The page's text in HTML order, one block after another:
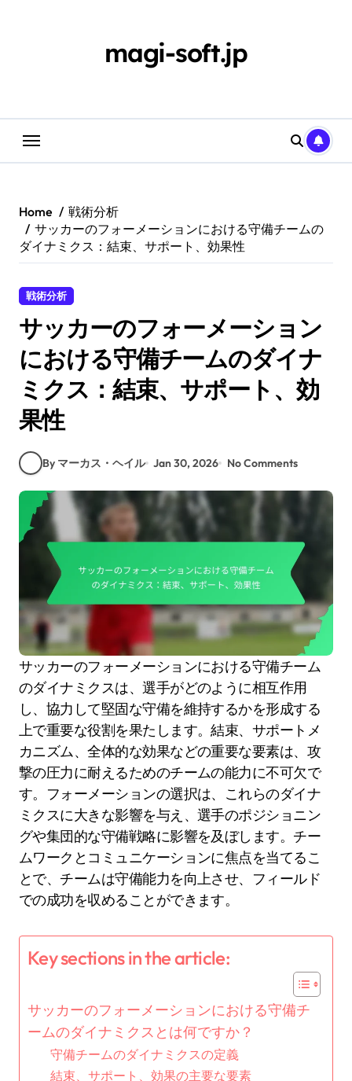
magi-soft.jp
Home
戦術分析
サッカーのフォーメーションにおける守備チームの
ダイナミクス：結束、サポート、効果性
戦術分析
サッカーのフォーメーション
における守備チームのダイナ
ミクス：結束、サポート、効
果性
By マーカス・ヘイル Jan 30, 2026 No Comments
サッカーのフォーメーションにおける守備チーム
のダイナミクスは、選手がどのように相互作用
し、協力して堅固な守備を維持するかを形成する
上で重要な役割を果たします。結束、サポートメ
カニズム、全体的な効果などの重要な要素は、攻
撃の圧力に耐えるためのチームの能力に不可欠で
す。フォーメーションの選択は、これらのダイナ
ミクスに大きな影響を与え、選手のポジショニン
グや集団的な守備戦略に影響を及ぼします。チー
ムワークとコミュニケーションに焦点を当てるこ
とで、チームは守備能力を向上させ、フィールド
での成功を収めることができます。
Key sections in the article:
サッカーのフォーメーションにおける守備チ
ームのダイナミクスとは何ですか？
守備チームのダイナミクスの定義
結束、サポート、効果の主要な要素